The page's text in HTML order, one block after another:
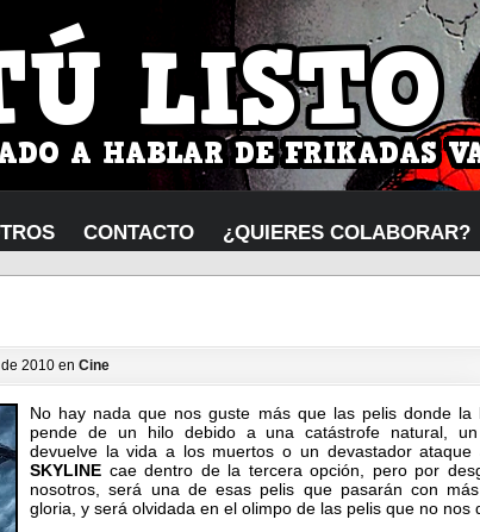
CONTACTO ¿QUIERES COLABORAR?
2010 en Cine
No hay nada que nos guste más que las pelis donde la
pende de un hilo debido a una catástrofe natural,
devuelve la vida a los muertos o un devastador ataque
SKYLINE cae dentro de la tercera opción, pero por
nosotros, será una de esas pelis que pasarán con
gloria, y será olvidada en el olimpo de las pelis que no nos